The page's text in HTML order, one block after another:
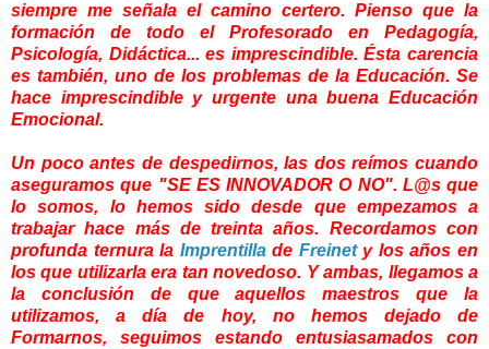
siempre me señala el camino certero. Pienso que la
formación de todo el Profesorado en Pedagogía,
Psicología, Didáctica... es imprescindible. Ésta carencia
es también, uno de los problemas de la Educación. Se
hace imprescindible y urgente una buena Educación
Emocional.
Un poco antes de despedirnos, las dos reímos cuando
aseguramos que "SE ES INNOVADOR O NO". L@s que
lo somos, lo hemos sido desde que empezamos a
trabajar hace más de treinta años. Recordamos con
profunda ternura la Imprentillade Freinet y los años en
los que utilizarla era tan novedoso. Y ambas, llegamos a
la conclusión de que aquellos maestros que la
utilizamos, a día de hoy, no hemos dejado de
Formarnos, seguimos estando entusiasamados con